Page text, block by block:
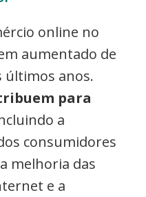
online no
aumentado de
anos.
para
a
consumidores
melhoria das
e a